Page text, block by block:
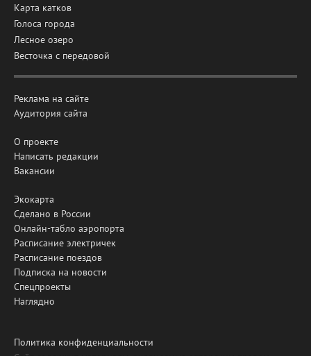
Карта катков
Голоса города
Лесное озеро
Весточка с передовой
Реклама на сайте
Аудитория сайта
О проекте
Написать редакции
Вакансии
Экокарта
Сделано в России
Онлайн-табло аэропорта
Расписание электричек
Расписание поездов
Подписка на новости
Спецпроекты
Наглядно
Политика конфиденциальности